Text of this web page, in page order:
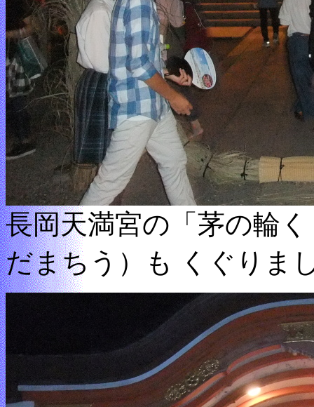
長岡天満宮の「茅の輪
だまちう）も くぐりま